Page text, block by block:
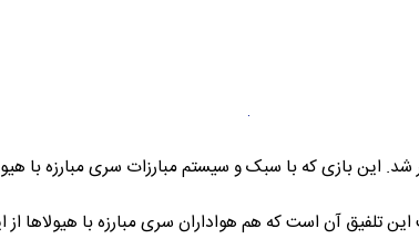
۳ برای پلتفرم کامپیوتر منتشر شد. این بازی که با سبک و سیستم مبارزات
تلفیق آن است که هم هواداران سری مبارزه با هیولاها